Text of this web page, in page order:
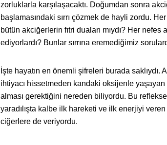
zorluklarla karşılaşacaktı. Doğumdan sonra
başlamasındaki sırrı çözmek de hayli zordu.
bütün akciğerlerin fıtri duaları mıydı? Her nefes
ediyorlardı? Bunlar sırrına eremediğimiz
İşte hayatın en önemli şifreleri burada saklıydı.
ihtiyacı hissetmeden kandaki oksijenle
alması gerektiğini nereden biliyordu. Bu
yaradılışta kalbe ilk hareketi ve ilk enerjiyi
ciğerlere de veriyordu.